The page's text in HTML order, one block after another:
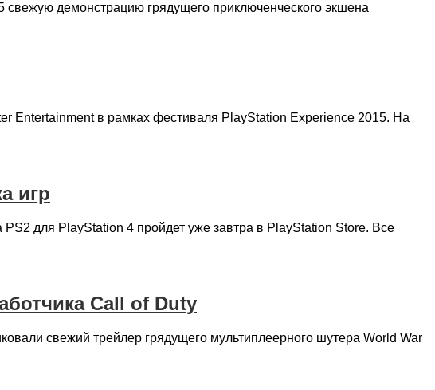
демонстрацию грядущего приключенческого экшена
Entertainment в рамках фестиваля PlayStation Experience 2015. На
игр
для PlayStation 4 пройдет уже завтра в PlayStation Store. Все
Call of Duty
свежий трейлер грядущего мультиплеерного шутера World War